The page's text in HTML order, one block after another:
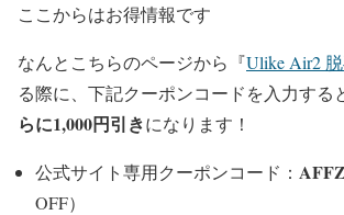
ここからはお得情報です
なんとこちらのページから『Ulike Air2
る際に、下記クーポンコードを入力する
らに1,000円引きになります！
公式サイト専用クーポンコード：
OFF）